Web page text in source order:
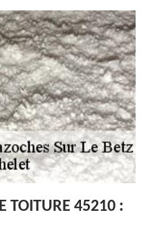
TOITURE 45210 :